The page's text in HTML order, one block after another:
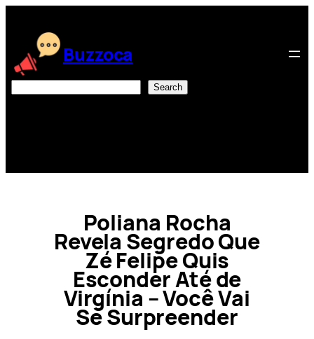
content
Buzzoca
Search
Poliana Rocha
Revela Segredo Que
Zé Felipe Quis
Esconder Até de
Virgínia – Você Vai
Se Surpreender